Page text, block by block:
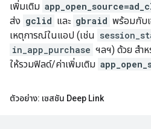
เพิ่มเติม
ส่ง gclid และ gbraid พร้อมกับ
เหตุการณ์ในแอป (เช่น
in_app_purchase ฯลฯ) ด้วย สำ
ให้รวมฟิลด์/ค่าเพิ่มเติม
ตัวอย่าง: เซสชัน Deep Link